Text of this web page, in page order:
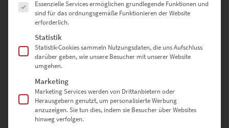
135 × 90 cm – für Loft, Studio oder Kanzlei
150 × 100 cm – maximale Wirkung auf weitläufigen Wänden
Weitere Formate sind auf Anfrage realisierbar. Nutze dafür unser
Kontaktformular
Warum bei Hochwertige-
Wandbilder.de bestellen?
Essenzielle Services ermöglichen grundlegende Funktionen und
sind für das ordnungsgemäße Funktionieren der Website
erforderlich.
Statistik
Statistik-Cookies sammeln Nutzungsdaten, die uns Aufschluss
darüber geben, wie unsere Besucher mit unserer Website
umgehen.
Marketing
Marketing Services werden von Drittanbietern oder
Herausgebern genutzt, um personalisierte Werbung
anzuzeigen. Sie tun dies, indem sie Besucher über Websites
hinweg verfolgen.